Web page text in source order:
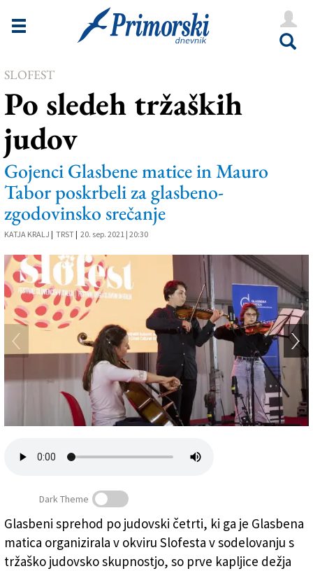
Novice
Goriška
Kultura
Šport
Še
Vreme
V Kioskih
Uredništvo
Oglasi
Založnik
Zadruga PD
Naročnine
SLOFEST
Po sledeh tržaških
judov
Gojenci Glasbene matice in Mauro
Tabor poskrbeli za glasbeno-
zgodovinsko srečanje
KATJA KRALJ | TRST | 20. sep. 2021 | 20:30
Gojenci glasbene matice in profesorica Ambra Cossutta
na violončelu
FOTODAMJ@N
Dark Theme
Glasbeni sprehod po judovski četrti, ki ga je Glasbena
matica organizirala v okviru Slofesta v sodelovanju s
tržaško judovsko skupnostjo, so prve kapljice dežja